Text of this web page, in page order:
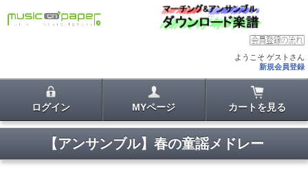
ようこそ ゲストさん
新規会員登録
ログイン MYページ カートを見る
【アンサンブル】春の童謡メドレー